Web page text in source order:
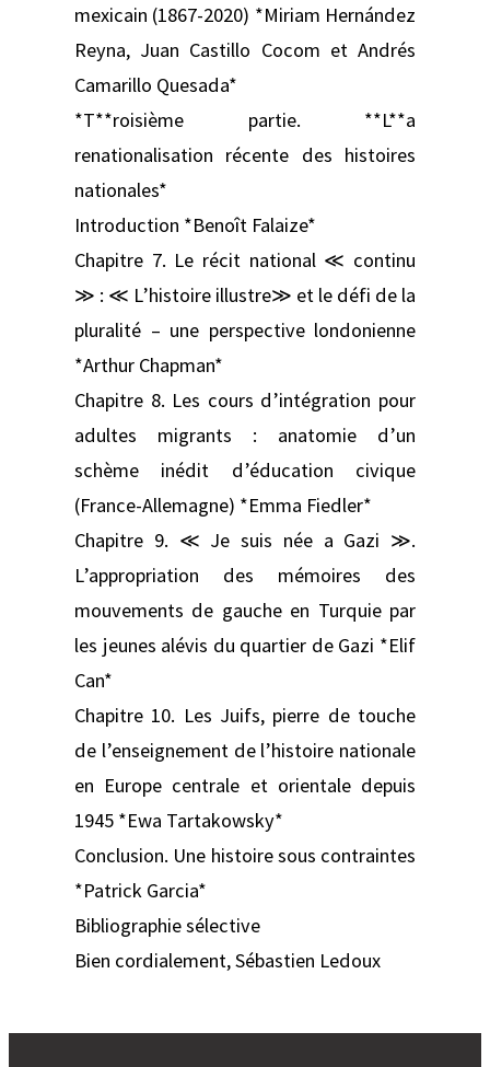
mexicain (1867-2020) *Miriam Hernández
Reyna, Juan Castillo Cocom et Andrés
Camarillo Quesada*
*T**roisième partie. **L**a
renationalisation récente des histoires
nationales*
Introduction *Benoît Falaize*
Chapitre 7. Le récit national ≪ continu
≫ : ≪ L’histoire illustre≫ et le défi de la
pluralité – une perspective londonienne
*Arthur Chapman*
Chapitre 8. Les cours d’intégration pour
adultes migrants : anatomie d’un
schème inédit d’éducation civique
(France-Allemagne) *Emma Fiedler*
Chapitre 9. ≪ Je suis née a Gazi ≫.
L’appropriation des mémoires des
mouvements de gauche en Turquie par
les jeunes alévis du quartier de Gazi *Elif
Can*
Chapitre 10. Les Juifs, pierre de touche
de l’enseignement de l’histoire nationale
en Europe centrale et orientale depuis
1945 *Ewa Tartakowsky*
Conclusion. Une histoire sous contraintes
*Patrick Garcia*
Bibliographie sélective
Bien cordialement, Sébastien Ledoux